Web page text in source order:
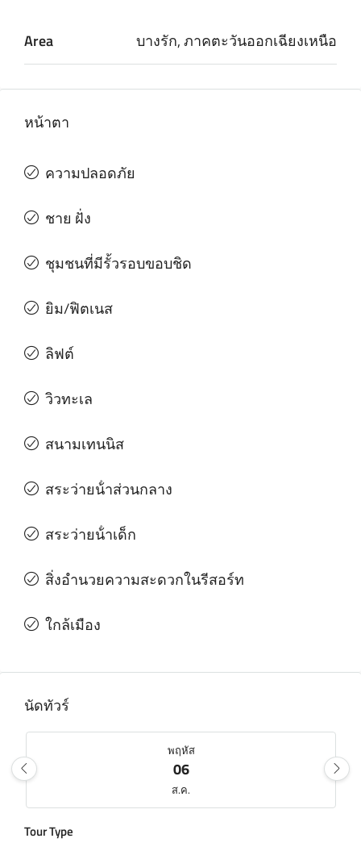
Area บางรัก, ภาคตะวันออกเฉียงเหนือ
หน้าตา
ความปลอดภัย
ชาย ฝั่ง
ชุมชนที่มีรั้วรอบขอบชิด
ยิม/ฟิตเนส
ลิฟต์
วิวทะเล
สนามเทนนิส
สระว่ายน้ําส่วนกลาง
สระว่ายน้ําเด็ก
สิ่งอํานวยความสะดวกในรีสอร์ท
ใกล้เมือง
นัดทัวร์
พฤหัส
06
ส.ค.
Tour Type